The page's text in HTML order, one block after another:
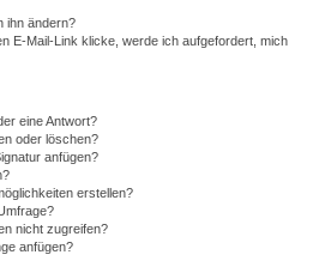
ihn ändern?
E-Mail-Link klicke, werde ich aufgefordert, mich
eine Antwort?
oder löschen?
anfügen?
erstellen?
nicht zugreifen?
anfügen?